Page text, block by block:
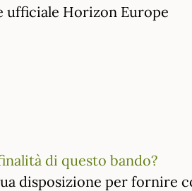
ufficiale Horizon Europe
di questo bando?
disposizione per fornire